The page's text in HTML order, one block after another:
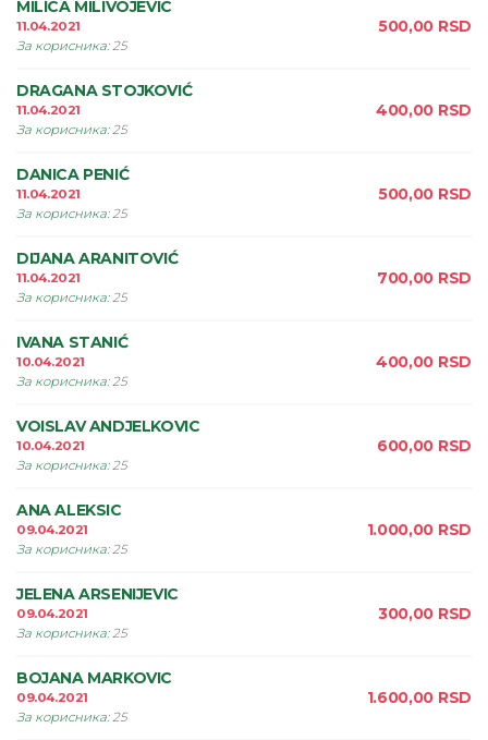
MILICA MILIVOJEVIC
11.04.2021
За корисника:25
500,00 RSD
DRAGANA STOJKOVIĆ
11.04.2021
За корисника:25
400,00 RSD
DANICA PENIĆ
11.04.2021
За корисника:25
500,00 RSD
DIJANA ARANITOVIĆ
11.04.2021
За корисника:25
700,00 RSD
IVANA STANIĆ
10.04.2021
За корисника:25
400,00 RSD
VOISLAV ANDJELKOVIC
10.04.2021
За корисника:25
600,00 RSD
ANA ALEKSIC
09.04.2021
За корисника:25
1.000,00 RSD
JELENA ARSENIJEVIC
09.04.2021
За корисника:25
300,00 RSD
BOJANA MARKOVIC
09.04.2021
За корисника:25
1.600,00 RSD